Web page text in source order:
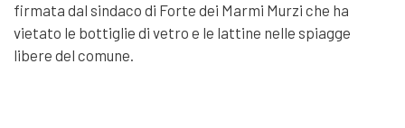
firmata dal sindaco di Forte dei Marmi Murzi che ha
vietato le bottiglie di vetro e le lattine nelle spiagge
libere del comune.